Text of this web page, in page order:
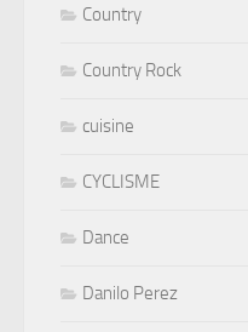
Country
Country Rock
cuisine
CYCLISME
Dance
Danilo Perez